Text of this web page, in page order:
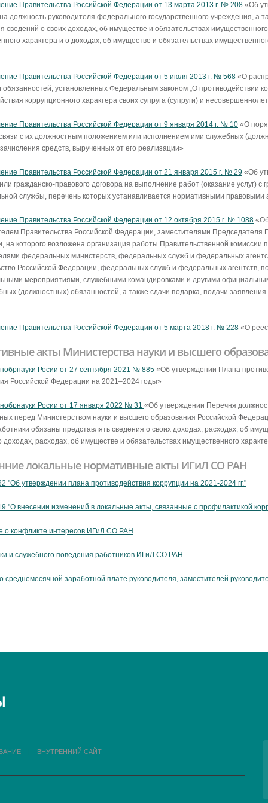
Правительства Российской Федерации от 13 марта 2013 г. № 208 «Об
должность руководителя федерального государственного учреждения, а
сведений о своих доходах, об имуществе и обязательствах
характера и о доходах, об имуществе и обязательствах
Правительства Российской Федерации от 5 июля 2013 г. № 568 «О
обязанностей, установленных Федеральным законом „О противодействии
коррупционного характера своих супруга (супруги) и
Правительства Российской Федерации от 9 января 2014 г. № 10 «О
с их должностным положением или исполнением ими служебных
средств, вырученных от его реализации»
Правительства Российской Федерации от 21 января 2015 г. № 29 «Об
гражданско-правового договора на выполнение работ (оказание
службы, перечень которых устанавливается нормативными правовыми
Правительства Российской Федерации от 12 октября 2015 г. № 1088
Правительства Российской Федерации, заместителями Председателя
на которого возложена организация работы Правительственной комиссии
федеральных министерств, федеральных служб и федеральных
Российской Федерации, федеральных служб и федеральных агентств,
мероприятиями, служебными командировками и другими
(должностных) обязанностей, а также сдачи подарка, подачи
Правительства Российской Федерации от 5 марта 2018 г. № 228 «О
акты Министерства науки и высшего
Росии от 27 сентября 2021 № 885 «Об утверждении Плана
Российской Федерации на 2021–2024 годы»
Росии от 17 января 2022 № 31 «Об утверждении Перечня
перед Министерством науки и высшего образования Российской
обязаны представлять сведения о своих доходах, расходах, об
доходах, расходах, об имуществе и обязательствах имущественного
локальные нормативные акты ИГиЛ СО РАН
"Об утверждении плана противодействия коррупции на 2021-2024 гг."
"О внесении изменений в локальные акты, связанные с профилактикой
о конфликте интересов ИГиЛ СО РАН
и служебного поведения работников ИГиЛ СО РАН
среднемесячной заработной плате руководителя, заместителей
| ВНУТРЕННИЙ САЙТ